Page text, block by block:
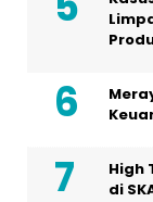
High
di